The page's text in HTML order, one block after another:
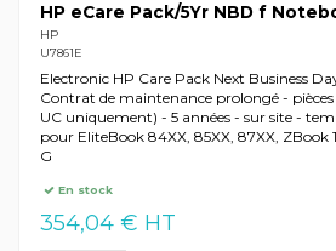
HP eCare Pack/5Yr NBD f
HP
U7861E
Electronic HP Care Pack Next Business
Contrat de maintenance prolongé -
UC uniquement) - 5 années - sur site -
pour EliteBook 84XX, 85XX, 87XX, ZBook
G
En stock
354,04 € HT